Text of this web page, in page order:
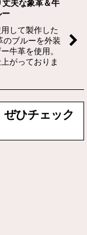
夫な象革＆牛
して製作した
のブルーを外装
牛革を使用。
がっておりま
ひチェック